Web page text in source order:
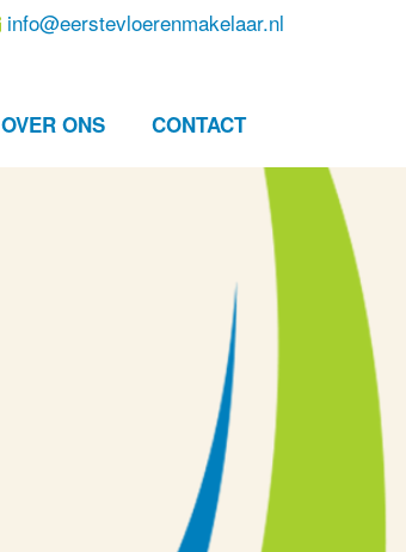
info@eerstevloerenmakelaar.nl
OVER ONS CONTACT